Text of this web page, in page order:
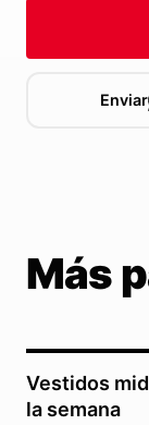
Enviar
Más
Vestidos
la semana